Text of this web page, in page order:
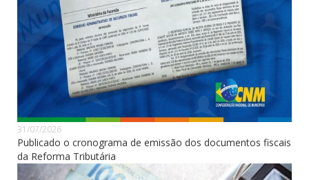
31/07/2026
Publicado o cronograma de emissão dos documentos fiscais
da Reforma Tributária